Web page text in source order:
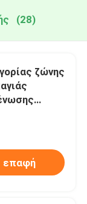
(28)
ζώνης
60HZ
επαφή